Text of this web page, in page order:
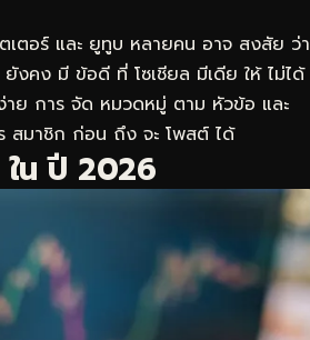
ตอร์ และ ยูทูบ หลายคน อาจ สงสัย ว่า
งคง มี ข้อดี ที่ โซเชียล มีเดีย ให้ ไม่ได้
าย การ จัด หมวดหมู่ ตาม หัวข้อ และ
สมาชิก ก่อน ถึง จะ โพสต์ ได้
น ปี 2026